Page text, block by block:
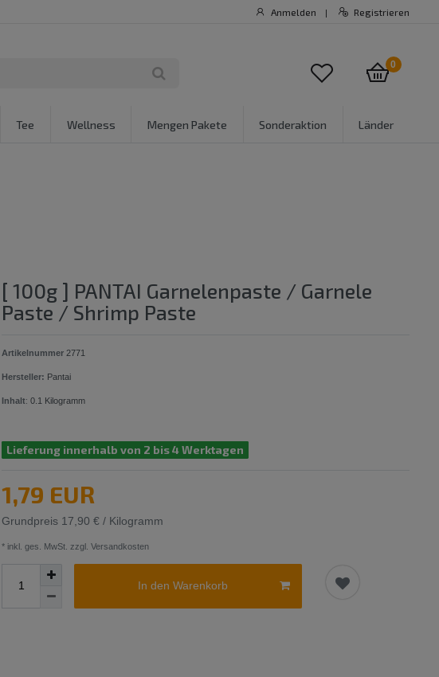
Anmelden | Registrieren
0
Tee Wellness Mengen Pakete Sonderaktion Länder
[ 100g ] PANTAI Garnelenpaste / Garnele
Paste / Shrimp Paste
Artikelnummer 2771
Hersteller: Pantai
Inhalt:0.1 Kilogramm
Lieferung innerhalb von 2 bis 4 Werktagen
1,79 EUR
Grundpreis 17,90 € / Kilogramm
* inkl. ges. MwSt. zzgl. Versandkosten
In den Warenkorb